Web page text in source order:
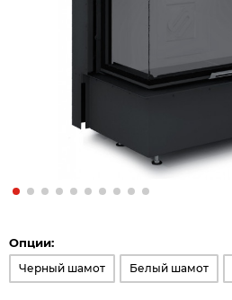
Опции:
Черный шамот Белый шамот